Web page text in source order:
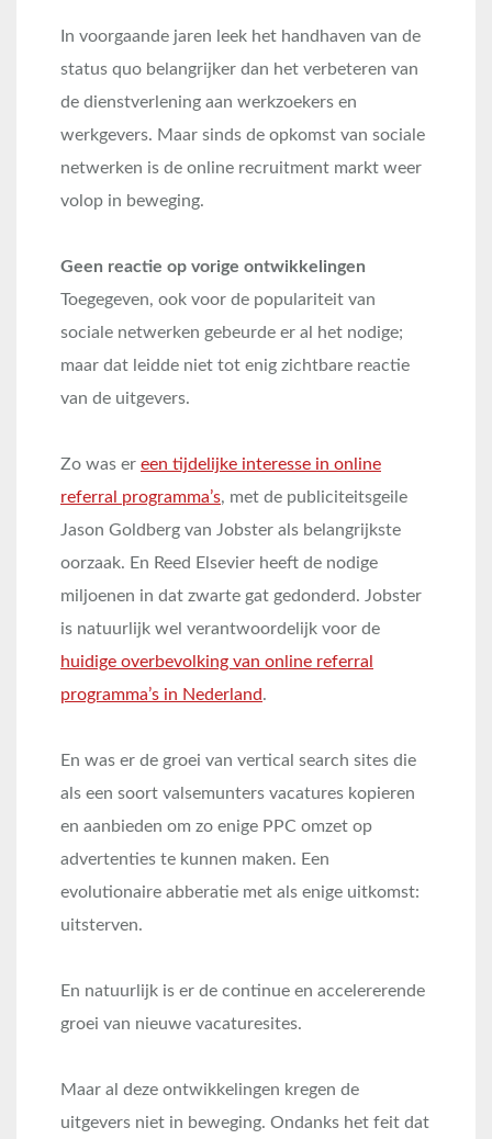
In voorgaande jaren leek het handhaven van de
status quo belangrijker dan het verbeteren van
de dienstverlening aan werkzoekers en
werkgevers. Maar sinds de opkomst van sociale
netwerken is de online recruitment markt weer
volop in beweging.
Geen reactie op vorige ontwikkelingen
Toegegeven, ook voor de populariteit van
sociale netwerken gebeurde er al het nodige;
maar dat leidde niet tot enig zichtbare reactie
van de uitgevers.
Zo was er een tijdelijke interesse in online
referral programma’s, met de publiciteitsgeile
Jason Goldberg van Jobster als belangrijkste
oorzaak. En Reed Elsevier heeft de nodige
miljoenen in dat zwarte gat gedonderd. Jobster
is natuurlijk wel verantwoordelijk voor de
huidige overbevolking van online referral
programma’s in Nederland.
En was er de groei van vertical search sites die
als een soort valsemunters vacatures kopieren
en aanbieden om zo enige PPC omzet op
advertenties te kunnen maken. Een
evolutionaire abberatie met als enige uitkomst:
uitsterven.
En natuurlijk is er de continue en accelererende
groei van nieuwe vacaturesites.
Maar al deze ontwikkelingen kregen de
uitgevers niet in beweging. Ondanks het feit dat